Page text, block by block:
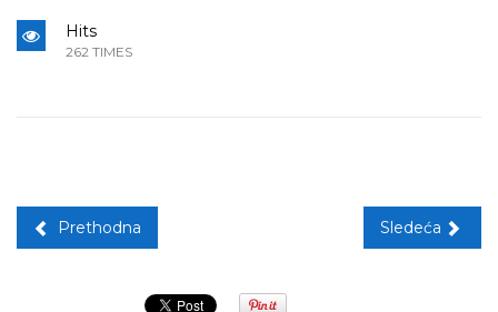
Hits
262 TIMES
Prethodna Sledeća